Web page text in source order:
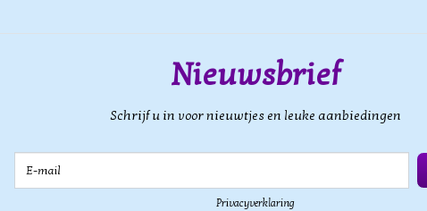
Nieuwsbrief
Schrijf u in voor nieuwtjes en leuke aanbiedingen
E-mail
Privacyverklaring